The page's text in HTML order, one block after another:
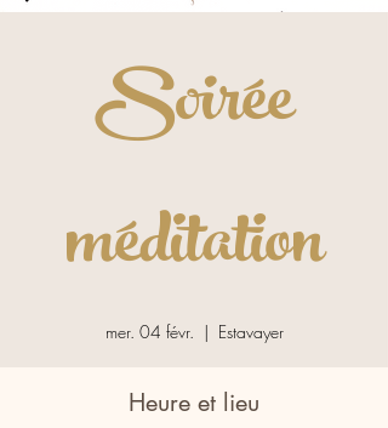
Soirée
méditation
mer. 04 févr.
  |
Estavayer
Heure et lieu